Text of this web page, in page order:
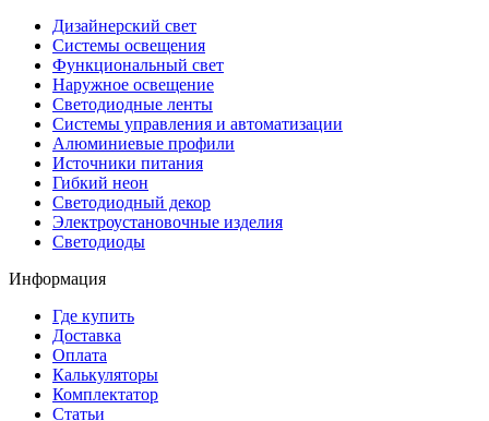
Дизайнерский свет
Системы освещения
Функциональный свет
Наружное освещение
Светодиодные ленты
Системы управления и автоматизации
Алюминиевые профили
Источники питания
Гибкий неон
Светодиодный декор
Электроустановочные изделия
Светодиоды
Информация
Где купить
Доставка
Оплата
Калькуляторы
Комплектатор
Статьи